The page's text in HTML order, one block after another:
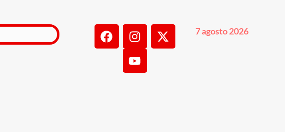
7 agosto 2026